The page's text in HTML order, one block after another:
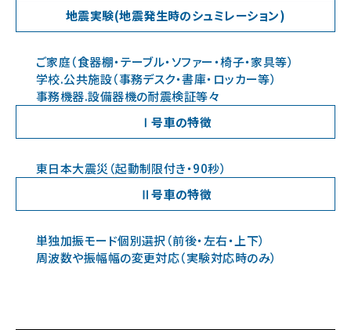
地震実験(地震発生時のシュミレーション)
ご家庭（食器棚・テーブル・ソファー・椅子・家具等）
学校.公共施設（事務デスク・書庫・ロッカー等）
事務機器.設備器機の耐震検証等々
Ⅰ号車の特徴
東日本大震災（起動制限付き・90秒）
Ⅱ号車の特徴
単独加振モード個別選択（前後・左右・上下）
周波数や振幅幅の変更対応（実験対応時のみ）